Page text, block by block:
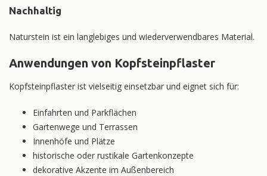
Nachhaltig
Naturstein ist ein langlebiges und wiederverwendbares Material.
Anwendungen von Kopfsteinpflaster
Kopfsteinpflaster ist vielseitig einsetzbar und eignet sich für:
Einfahrten und Parkflächen
Gartenwege und Terrassen
Innenhöfe und Plätze
historische oder rustikale Gartenkonzepte
dekorative Akzente im Außenbereich